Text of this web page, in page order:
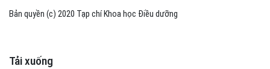
Tải xuống
Bản quyền (c) 2020 Tạp chí Khoa học Điều dưỡng